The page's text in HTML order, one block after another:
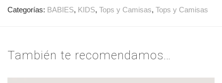
Categorías: BABIES, KIDS, Tops y Camisas, Tops y Camisas
También te recomendamos…